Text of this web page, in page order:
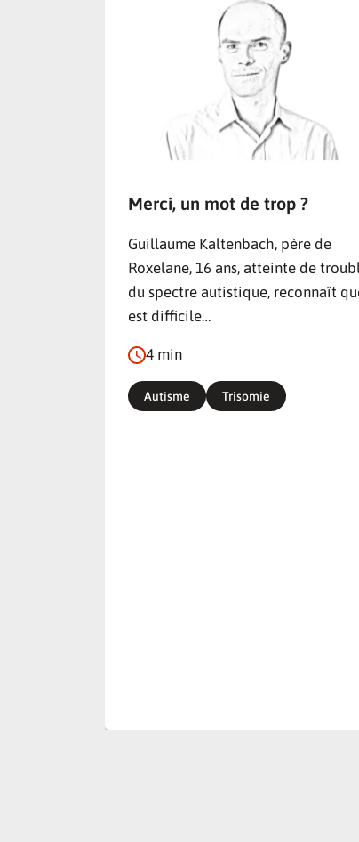
Merci, un mot de trop ?
Guillaume Kaltenbach, père de
Roxelane, 16 ans, atteinte de
du spectre autistique, reconnaît
est difficile…
4 min
Autisme Trisomie